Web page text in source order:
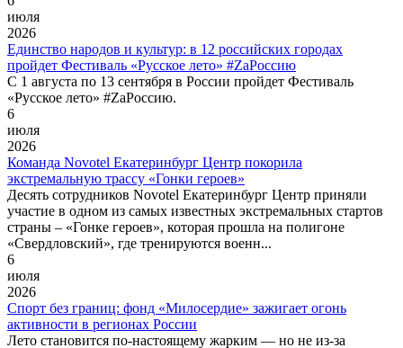
июля
2026
Единство народов и культур: в 12 российских городах
пройдет Фестиваль «Русское лето» #ZaРоссию
С 1 августа по 13 сентября в России пройдет Фестиваль
«Русское лето» #ZaРоссию.
6
июля
2026
Команда Novotel Екатеринбург Центр покорила
экстремальную трассу «Гонки героев»
Десять сотрудников Novotel Екатеринбург Центр приняли
участие в одном из самых известных экстремальных стартов
страны – «Гонке героев», которая прошла на полигоне
«Свердловский», где тренируются военн...
6
июля
2026
Спорт без границ: фонд «Милосердие» зажигает огонь
активности в регионах России
Лето становится по-настоящему жарким — но не из-за